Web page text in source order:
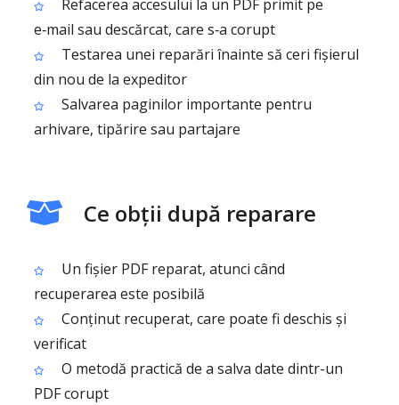
Refacerea accesului la un PDF primit pe
e‑mail sau descărcat, care s‑a corupt
Testarea unei reparări înainte să ceri fișierul
din nou de la expeditor
Salvarea paginilor importante pentru
arhivare, tipărire sau partajare
Ce obții după reparare
Un fișier PDF reparat, atunci când
recuperarea este posibilă
Conținut recuperat, care poate fi deschis și
verificat
O metodă practică de a salva date dintr-un
PDF corupt